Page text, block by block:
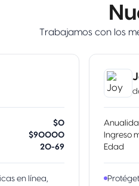
Trabajamos con los
$0
$90000
20-69
en línea,
Ingreso
Edad